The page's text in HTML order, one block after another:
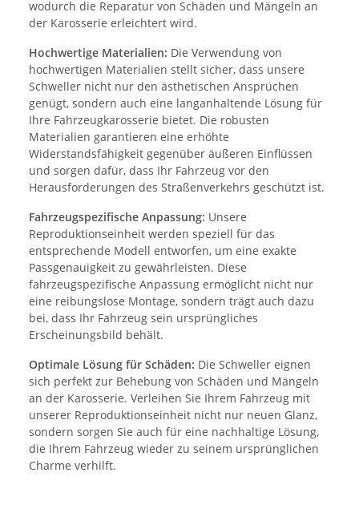
wodurch die Reparatur von Schäden und Mängeln an
der Karosserie erleichtert wird.
Hochwertige Materialien: Die Verwendung von
hochwertigen Materialien stellt sicher, dass unsere
Schweller nicht nur den ästhetischen Ansprüchen
genügt, sondern auch eine langanhaltende Lösung für
Ihre Fahrzeugkarosserie bietet. Die robusten
Materialien garantieren eine erhöhte
Widerstandsfähigkeit gegenüber äußeren Einflüssen
und sorgen dafür, dass Ihr Fahrzeug vor den
Herausforderungen des Straßenverkehrs geschützt ist.
Fahrzeugspezifische Anpassung: Unsere
Reproduktionseinheit werden speziell für das
entsprechende Modell entworfen, um eine exakte
Passgenauigkeit zu gewährleisten. Diese
fahrzeugspezifische Anpassung ermöglicht nicht nur
eine reibungslose Montage, sondern trägt auch dazu
bei, dass Ihr Fahrzeug sein ursprüngliches
Erscheinungsbild behält.
Optimale Lösung für Schäden: Die Schweller eignen
sich perfekt zur Behebung von Schäden und Mängeln
an der Karosserie. Verleihen Sie Ihrem Fahrzeug mit
unserer Reproduktionseinheit nicht nur neuen Glanz,
sondern sorgen Sie auch für eine nachhaltige Lösung,
die Ihrem Fahrzeug wieder zu seinem ursprünglichen
Charme verhilft.